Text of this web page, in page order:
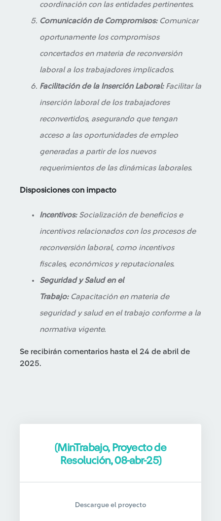
coordinación con las entidades pertinentes.
Comunicación de Compromisos:Comunicar
oportunamente los compromisos
concertados en materia de reconversión
laboral a los trabajadores implicados.
Facilitación de la Inserción Laboral:Facilitar la
inserción laboral de los trabajadores
reconvertidos, asegurando que tengan
acceso a las oportunidades de empleo
generadas a partir de los nuevos
requerimientos de las dinámicas laborales.
Disposiciones con impacto
Incentivos:Socialización de beneficios e
incentivos relacionados con los procesos de
reconversión laboral, como incentivos
fiscales, económicos y reputacionales.
Seguridad y Salud en el
Trabajo:Capacitación en materia de
seguridad y salud en el trabajo conforme a la
normativa vigente.
Se recibirán comentarios hasta el 24 de abril de
2025.
(MinTrabajo, Proyecto de
Resolución, 08-abr-25)
Descargue el proyecto